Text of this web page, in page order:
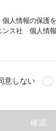
個人情報の保護
ンス社 個人情報
個人情報
あります．
意しない
確認